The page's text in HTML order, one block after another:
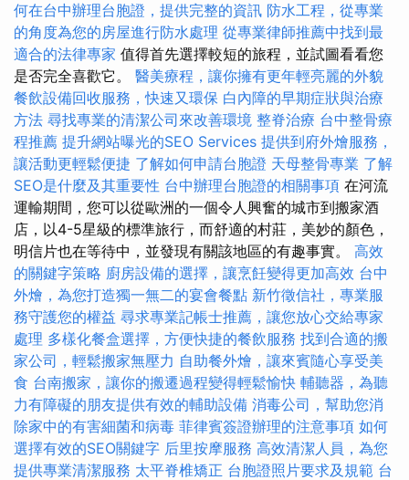
何在台中辦理台胞證，提供完整的資訊 防水工程，從專業
的角度為您的房屋進行防水處理 從專業律師推薦中找到最
適合的法律專家 值得首先選擇較短的旅程，並試圖看看您
是否完全喜歡它。 醫美療程，讓你擁有更年輕亮麗的外貌
餐飲設備回收服務，快速又環保 白內障的早期症狀與治療
方法 尋找專業的清潔公司來改善環境 整脊治療 台中整骨療
程推薦 提升網站曝光的SEO Services 提供到府外燴服務，
讓活動更輕鬆便捷 了解如何申請台胞證 天母整骨專業 了解
SEO是什麼及其重要性 台中辦理台胞證的相關事項 在河流
運輸期間，您可以從歐洲的一個令人興奮的城市到搬家酒
店，以4-5星級的標準旅行，而舒適的村莊，美妙的顏色，
明信片也在等待中，並發現有關該地區的有趣事實。 高效
的關鍵字策略 廚房設備的選擇，讓烹飪變得更加高效 台中
外燴，為您打造獨一無二的宴會餐點 新竹徵信社，專業服
務守護您的權益 尋求專業記帳士推薦，讓您放心交給專家
處理 多樣化餐盒選擇，方便快捷的餐飲服務 找到合適的搬
家公司，輕鬆搬家無壓力 自助餐外燴，讓來賓隨心享受美
食 台南搬家，讓你的搬遷過程變得輕鬆愉快 輔聽器，為聽
力有障礙的朋友提供有效的輔助設備 消毒公司，幫助您消
除家中的有害細菌和病毒 菲律賓簽證辦理的注意事項 如何
選擇有效的SEO關鍵字 后里按摩服務 高效清潔人員，為您
提供專業清潔服務 太平脊椎矯正 台胞證照片要求及規範 台